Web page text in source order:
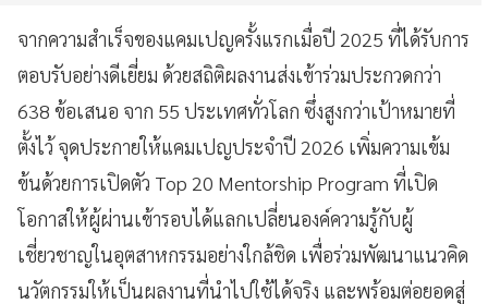
จากความสำเร็จของแคมเปญครั้งแรกเมื่อปี 2025 ที่ได้รับการ
ตอบรับอย่างดีเยี่ยม ด้วยสถิติผลงานส่งเข้าร่วมประกวดกว่า
638 ข้อเสนอ จาก 55 ประเทศทั่วโลก ซึ่งสูงกว่าเป้าหมายที่
ตั้งไว้ จุดประกายให้แคมเปญประจำปี 2026 เพิ่มความเข้ม
ข้นด้วยการเปิดตัว Top 20 Mentorship Program ที่เปิด
โอกาสให้ผู้ผ่านเข้ารอบได้แลกเปลี่ยนองค์ความรู้กับผู้
เชี่ยวชาญในอุตสาหกรรมอย่างใกล้ชิด เพื่อร่วมพัฒนาแนวคิด
นวัตกรรมให้เป็นผลงานที่นำไปใช้ได้จริง และพร้อมต่อยอดสู่